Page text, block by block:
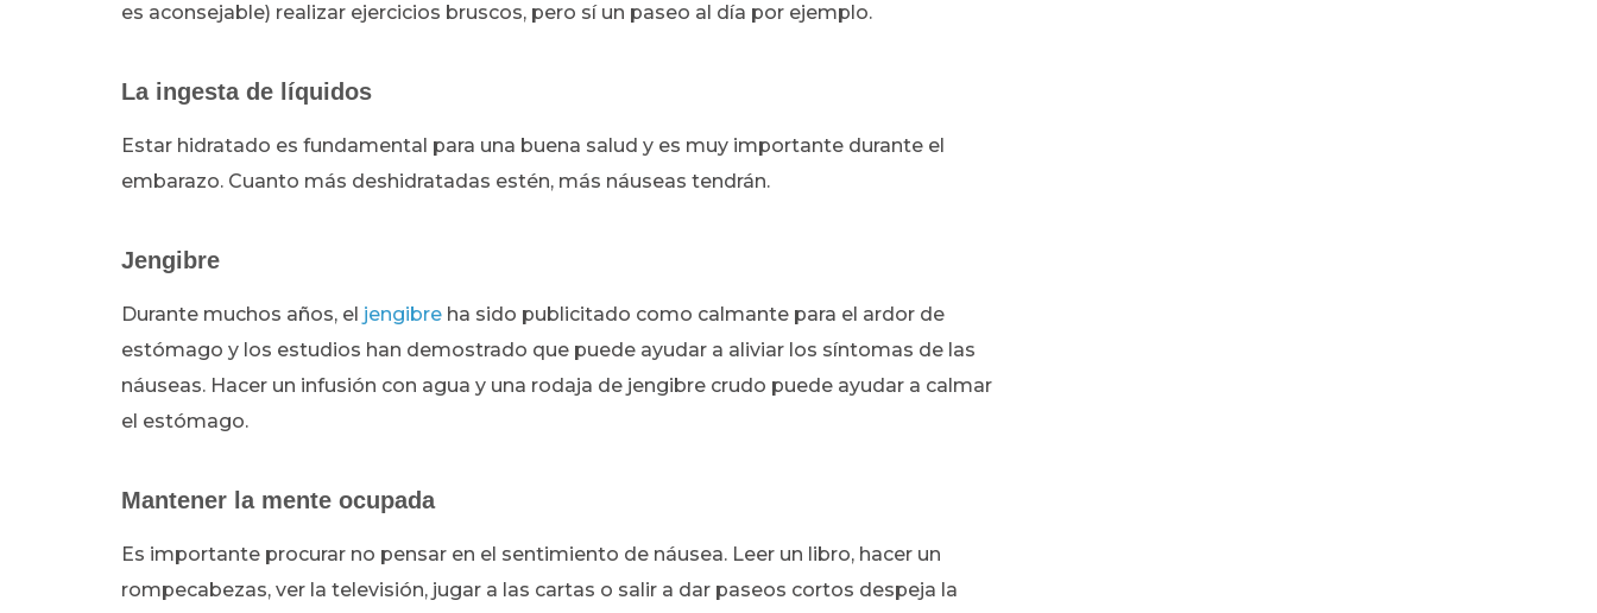
es aconsejable) realizar ejercicios bruscos, pero sí un paseo al día por ejemplo.
La ingesta de líquidos
Estar hidratado es fundamental para una buena salud y es muy importante durante el
embarazo. Cuanto más deshidratadas estén, más náuseas tendrán.
Jengibre
Durante muchos años, el jengibre ha sido publicitado como calmante para el ardor de
estómago y los estudios han demostrado que puede ayudar a aliviar los síntomas de las
náuseas. Hacer un infusión con agua y una rodaja de jengibre crudo puede ayudar a calmar
el estómago.
Mantener la mente ocupada
Es importante procurar no pensar en el sentimiento de náusea. Leer un libro, hacer un
rompecabezas, ver la televisión, jugar a las cartas o salir a dar paseos cortos despeja la